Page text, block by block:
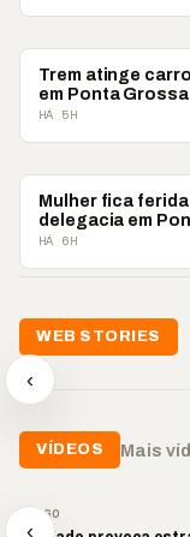
POLICIAL
Trem atinge
em Ponta Grossa
HÁ 5H
POLICIAL
Mulher fica
delegacia em
HÁ 6H
WEB STORIES
‹
📢💜 Agosto Lilás
reforça combate à
violência contra a
mulher
VÍDEOS Mais
‹
8 AGO